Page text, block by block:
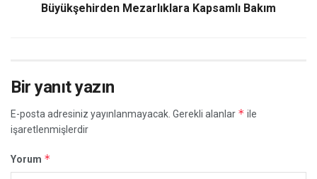
Büyükşehirden Mezarlıklara Kapsamlı Bakım
Bir yanıt yazın
E-posta adresiniz yayınlanmayacak. Gerekli alanlar * ile
işaretlenmişlerdir
Yorum *